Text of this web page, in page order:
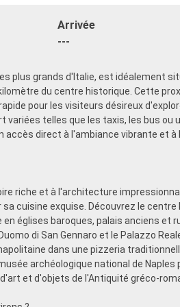
enfants
SPORT ET
-
Broadway
- Espace
-
- Salle de
- Activités
- Activités
- Personnel
AUTRES
- Points
Arrivée
---
plus grands d'Italie, est idéalement
du centre historique. Cette
pour les visiteurs désireux
variées telles que les taxis, les bus ou
accès direct à l'ambiance vibrante et à
riche et à l'architecture
cuisine exquise. Découvrez le centre
en églises baroques, palais anciens et
di San Gennaro et le Palazzo
dans une pizzeria
archéologique national de Naples
et d'objets de l'Antiquité gréco-